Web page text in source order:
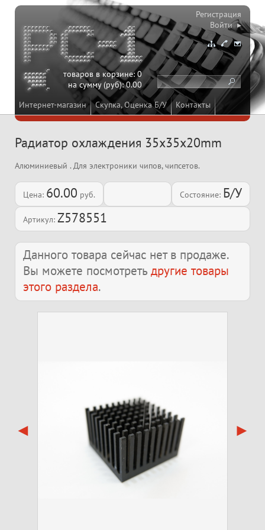
Интернет-магазин Скупка, Оценка Б/У Контакты
товаров в корзине:0
на сумму (руб):0.00
Регистрация
Войти ▸
Радиатор охлаждения 35x35x20mm
Алюминиевый . Для электроники чипов, чипсетов.
Цена: 60.00 руб. Состояние: Б/У
Артикул: Z578551
Данного товара сейчас нет в продаже.
Вы можете посмотреть другие товары
этого раздела.